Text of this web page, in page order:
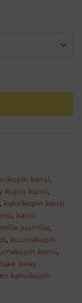
kansi,
kupin kansi,
, kahvikupin kansi
, kansi
juomille,
, kuumakupin
kansi,
take away
kahvikupin